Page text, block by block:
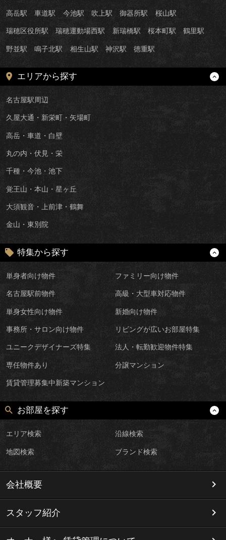
高岳駅 車道駅 今池駅 吹上駅 御器所駅 桜山駅
瑞穂区役所駅 瑞穂運動場西駅 新瑞橋駅 桜本町駅 鶴里駅
野並駅 鳴子北駅 相生山駅 神沢駅 徳重駅
エリアから探す
名古屋駅周辺
久屋大通・新栄町・矢場町
高岳・車道・白壁
丸の内・伏見・栄
千種・今池・池下
覚王山・本山・星ヶ丘
大須観音・上前津・鶴舞
金山・東別院
特集から探す
単身者向け物件 ファミリー向け物件
名古屋駅前物件 高級・大型車対応物件
単身女性向け物件 新婚向け物件
事務所・サロン向け物件 リビングが広いお部屋特集
ユニークデザイナーズ特集 法人・転勤歓迎物件特集
専任物件あり 分譲マンション
賃貸管理募集中新築マンション
お部屋を探す
エリア検索 沿線検索
地図検索 ブランド検索
会社概要
スタッフ紹介